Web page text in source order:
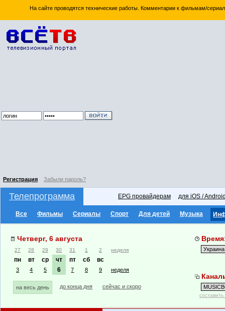
На сайте проводятся технические работы. Комментарии к фильмам/
Регистрация Забыли пароль?
Телепрограмма EPG провайдерам для iOS /
Все Фильмы Сериалы Спорт Для детей Музыка
Четверг, 6 августа
27 28 29 30 31 1 2 неделя
пн вт ср чт пт сб вс
3 4 5 6 7 8 9 неделя
на весь день до конца дня сейчас и скоро